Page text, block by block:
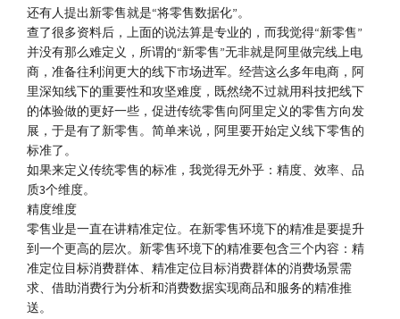
还有人提出新零售就是“将零售数据化”。
查了很多资料后，上面的说法算是专业的，而我觉得“新零售”
并没有那么难定义，所谓的“新零售”无非就是阿里做完线上电
商，准备往利润更大的线下市场进军。经营这么多年电商，阿
里深知线下的重要性和攻坚难度，既然绕不过就用科技把线下
的体验做的更好一些，促进传统零售向阿里定义的零售方向发
展，于是有了新零售。简单来说，阿里要开始定义线下零售的
标准了。
如果来定义传统零售的标准，我觉得无外乎：精度、效率、品
质3个维度。
精度维度
零售业是一直在讲精准定位。在新零售环境下的精准是要提升
到一个更高的层次。新零售环境下的精准要包含三个内容：精
准定位目标消费群体、精准定位目标消费群体的消费场景需
求、借助消费行为分析和消费数据实现商品和服务的精准推
送。